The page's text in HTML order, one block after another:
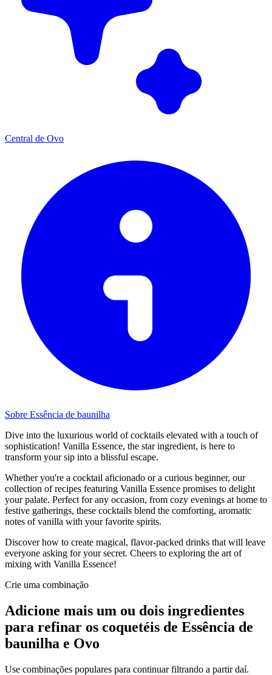
Central de Ovo
Sobre Essência de baunilha
Dive into the luxurious world of cocktails elevated with a touch of
sophistication! Vanilla Essence, the star ingredient, is here to
transform your sip into a blissful escape.
Whether you're a cocktail aficionado or a curious beginner, our
collection of recipes featuring Vanilla Essence promises to delight
your palate. Perfect for any occasion, from cozy evenings at home to
festive gatherings, these cocktails blend the comforting, aromatic
notes of vanilla with your favorite spirits.
Discover how to create magical, flavor-packed drinks that will leave
everyone asking for your secret. Cheers to exploring the art of
mixing with Vanilla Essence!
Crie uma combinação
Adicione mais um ou dois ingredientes
para refinar os coquetéis de Essência de
baunilha e Ovo
Use combinações populares para continuar filtrando a partir daí.